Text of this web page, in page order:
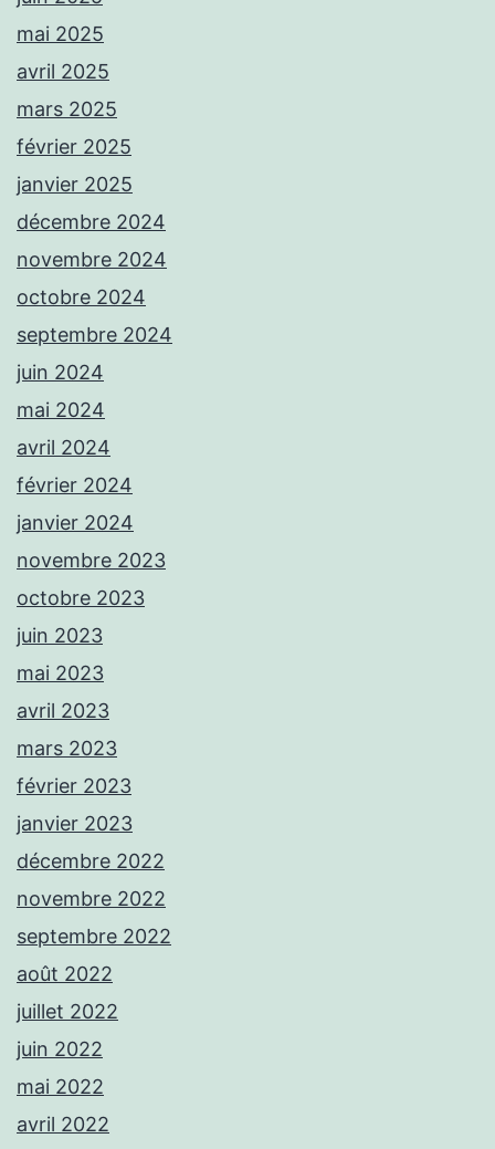
mai 2025
avril 2025
mars 2025
février 2025
janvier 2025
décembre 2024
novembre 2024
octobre 2024
septembre 2024
juin 2024
mai 2024
avril 2024
février 2024
janvier 2024
novembre 2023
octobre 2023
juin 2023
mai 2023
avril 2023
mars 2023
février 2023
janvier 2023
décembre 2022
novembre 2022
septembre 2022
août 2022
juillet 2022
juin 2022
mai 2022
avril 2022